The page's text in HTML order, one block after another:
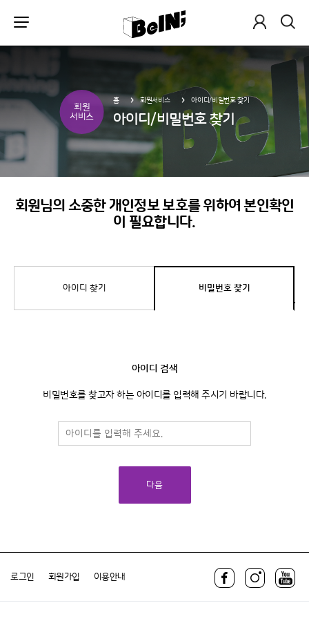
홈 회원서비스 아이디/비밀번호 찾기
회원
서비스
아이디/비밀번호 찾기
회원님의 소중한 개인정보 보호를 위하여 본인확인
이 필요합니다.
아이디 찾기 비밀번호 찾기
아이디 검색
비밀번호를 찾고자 하는 아이디를 입력해 주시기 바랍니다.
다음
로그인 회원가입 이용안내